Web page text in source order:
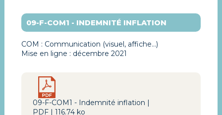
09-F-COM1 - INDEMNITÉ INFLATION
COM : Communication (visuel, affiche...)
Mise en ligne : décembre 2021
09-F-COM1 - Indemnité inflation |
PDF | 116.74 ko